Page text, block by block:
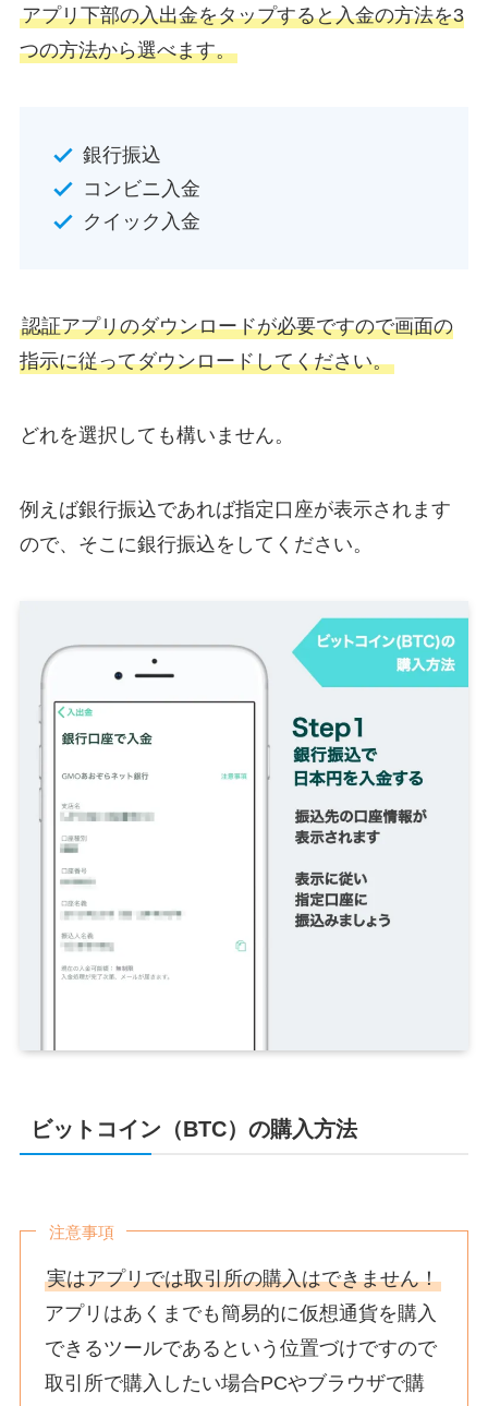
アプリ下部の入出金をタップすると入金の方法を3
つの方法から選べます。
銀行振込
コンビニ入金
クイック入金
認証アプリのダウンロードが必要ですので画面の
指示に従ってダウンロードしてください。
どれを選択しても構いません。
例えば銀行振込であれば指定口座が表示されます
ので、そこに銀行振込をしてください。
ビットコイン（BTC）の購入方法
注意事項
実はアプリでは取引所の購入はできません！
アプリはあくまでも簡易的に仮想通貨を購入
できるツールであるという位置づけですので
取引所で購入したい場合PCやブラウザで購